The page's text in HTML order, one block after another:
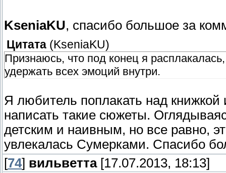
KseniaKU, спасибо большое за
Цитата ( KseniaKU)
Признаюсь, что под конец я
удержать всех эмоций внутри.
Я любитель поплакать над
написать такие сюжеты.
детским и наивным, но все равно,
увлекалась Сумерками. Спасибо
[74] вильветта[17.07.2013, 18:13]